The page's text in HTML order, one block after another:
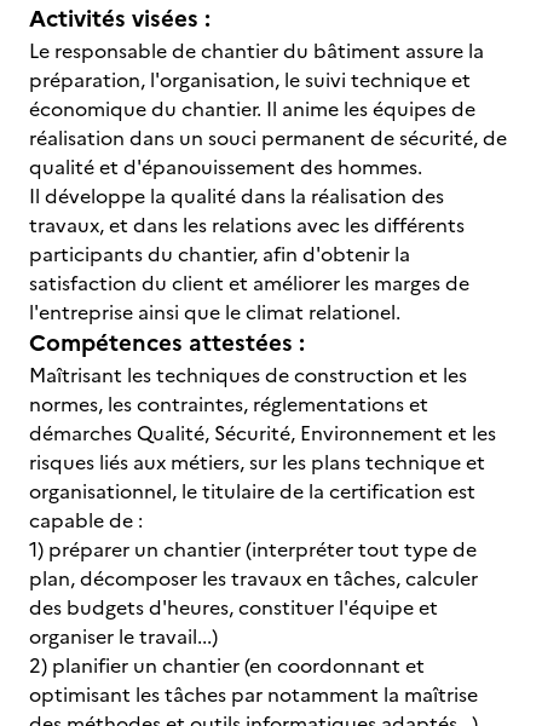
Activités visées :
Le responsable de chantier du bâtiment assure la
préparation, l'organisation, le suivi technique et
économique du chantier. Il anime les équipes de
réalisation dans un souci permanent de sécurité, de
qualité et d'épanouissement des hommes.
Il développe la qualité dans la réalisation des
travaux, et dans les relations avec les différents
participants du chantier, afin d'obtenir la
satisfaction du client et améliorer les marges de
l'entreprise ainsi que le climat relationel.
Compétences attestées :
Maîtrisant les techniques de construction et les
normes, les contraintes, réglementations et
démarches Qualité, Sécurité, Environnement et les
risques liés aux métiers, sur les plans technique et
organisationnel, le titulaire de la certification est
capable de :
1) préparer un chantier (interpréter tout type de
plan, décomposer les travaux en tâches, calculer
des budgets d'heures, constituer l'équipe et
organiser le travail...)
2) planifier un chantier (en coordonnant et
optimisant les tâches par notamment la maîtrise